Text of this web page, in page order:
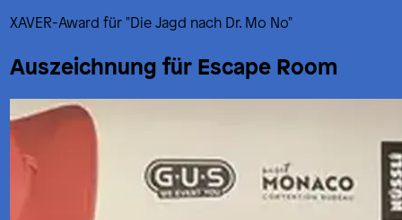
XAVER-Award für "Die Jagd nach Dr. Mo No"
Auszeichnung für Escape Room